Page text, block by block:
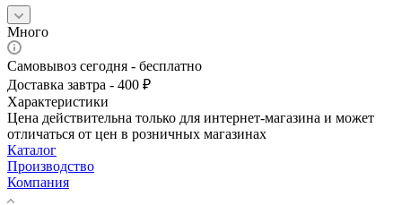
Много
Самовывоз сегодня - бесплатно
Доставка завтра - 400 ₽
Характеристики
Цена действительна только для интернет-магазина и может
отличаться от цен в розничных магазинах
Каталог
Производство
Компания